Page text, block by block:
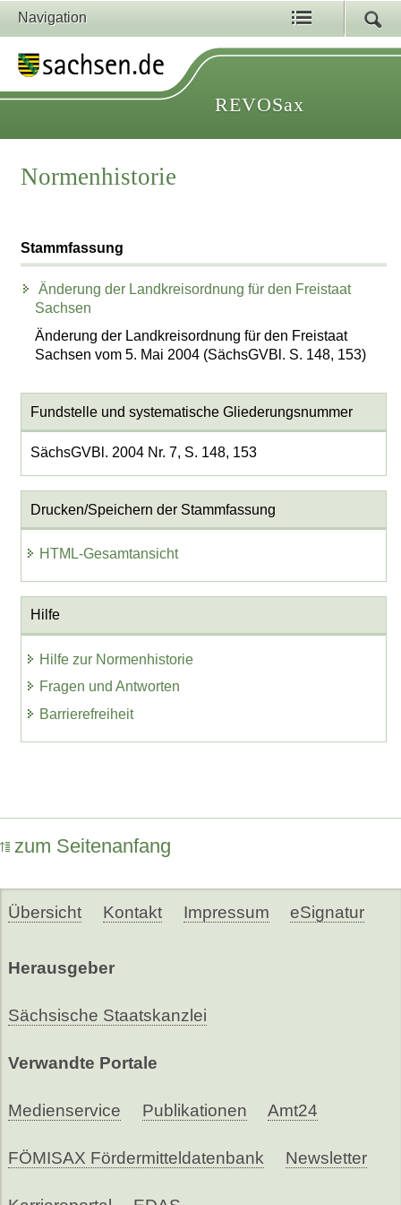
Navigation
REVOSax
Normenhistorie
Stammfassung
Änderung der Landkreisordnung für den Freistaat
Sachsen
Änderung der Landkreisordnung für den Freistaat
Sachsen vom 5. Mai 2004 (SächsGVBl. S. 148, 153)
Fundstelle und systematische Gliederungsnummer
SächsGVBl. 2004 Nr. 7, S. 148, 153
Drucken/Speichern der Stammfassung
HTML-Gesamtansicht
Hilfe
Hilfe zur Normenhistorie
Fragen und Antworten
Barrierefreiheit
zum Seitenanfang
Übersicht Kontakt Impressum eSignatur
Herausgeber
Sächsische Staatskanzlei
Verwandte Portale
Medienservice Publikationen Amt24
FÖMISAX Fördermitteldatenbank Newsletter